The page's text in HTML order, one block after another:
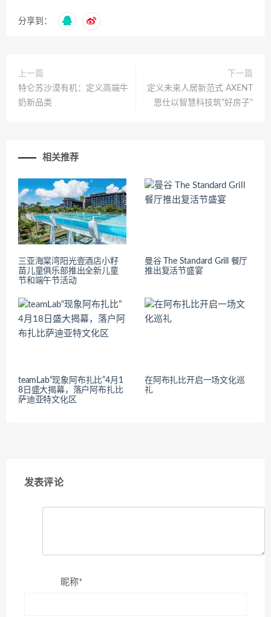
分享到：
上一篇
特仑苏沙漠有机：定义高端牛
奶新品类
下一篇
定义未来人居新范式 AXENT
恩仕以智慧科技筑"好房子"
相关推荐
三亚海棠湾阳光壹酒店小籽
苗儿童俱乐部推出全新儿童
节和端午节活动
曼谷 The Standard Grill 餐厅
推出复活节盛宴
teamLab“现象阿布扎比”4月1
8日盛大揭幕，落户阿布扎比
萨迪亚特文化区
在阿布扎比开启一场文化巡
礼
发表评论
昵称*